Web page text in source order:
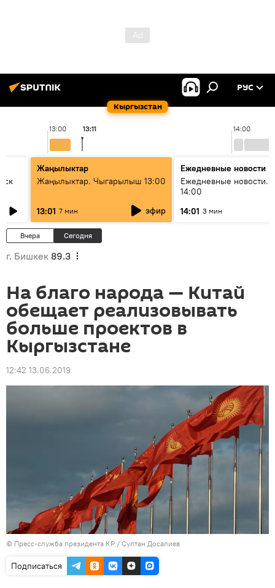
Кыргызстан
РУС
13:00 14:00
13:11
Жаңылыктар
Жаңылыктар. Чыгарылыш 13:00
13:01 7 мин эфир
Ежедневные новости
Ежедневные новости.
14:00
14:01 3 мин
Вчера Сегодня
г. Бишкек 89.3
На благо народа — Китай
обещает реализовывать
больше проектов в
Кыргызстане
12:42 13.06.2019
© Пресс-служба президента КР / Султан Досалиев
Подписаться